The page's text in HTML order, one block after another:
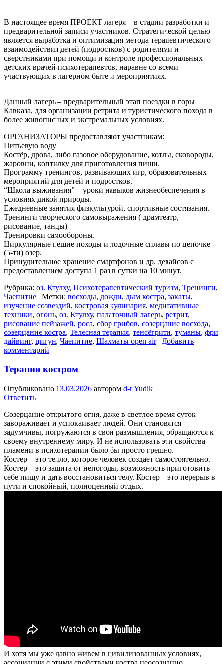
В настоящее время ПРОЕКТ лагеря – в стадии разработки и
предварительной записи участников. Стратегической целью
является выработка и оптимизация метода терапевтического
взаимодействия детей (подростков) с родителями и
сверстниками при помощи и контроле профессиональных
детских врачей-психотерапевтов, наравне со всеми
участвующих в лагерном быте и мероприятиях.
Данный лагерь – предварительный этап поездки в горы
Кавказа, для организации ретрита и туристического похода в
более живописных и экстремальных условиях.
ОРГАНИЗАТОРЫ предоставляют участникам:
Питьевую воду.
Костёр, дрова, либо газовое оборудование, котлы, сковороды,
жаровни, коптилку для приготовления пищи.
Программу тренингов, развивающих игр, образовательных
мероприятий для детей и подростков.
“Школа выживания” – уроки навыков жизнеобеспечения в
условиях дикой природы.
Ежедневные занятия физкультурой, спортивные состязания.
Тренинги творческого самовыражения ( драмтеатр,
рисование, танцы)
Тренировки самообороны.
Циркулярные пешие походы и лодочные сплавы по цепочке
(5-ти) озер.
Принудительное хранение смартфонов и др. девайсов с
предоставлением доступа 1 раз в сутки на 10 минут.
Рубрика: оз. Ктулху, Психотерапевтический туризм, Тренинги,
Чаепитие | Метки: восходы, дожди, дым костра, закаты,
изучение созвездий, костровая кулинария, медитативные
техники, огонь, оз. Ктулху, палаточный лагерь, ретрит,
рисование пейзажей, роса, сбор грибов, созерцание восхода,
созерцание костра, Телесная терапия, тенсёгрити, туманы, фри
дайвинг, цигун, Чаепитие, Шахматы open air | Добавить
комментарий
Терапия костром
Опубликовано 13.03.2026 автором d-r Yudik
Ответить
Созерцание открытого огня, даже в светлое время суток
завораживает и успокаивает людей. Они становятся
задумчивы, погружаются в свои размышления, обращаются к
своему внутреннему миру. И не использовать эти свойства
пламени в психотерапии было бы просто грешно.
Костер – это тепло, которое человек создает самостоятельно.
Костер – это защита от непогоды, возможность приготовить
себе пищу и дать восстановиться телу. Костер – это перерыв в
пути и спокойный, полноценный отдых.
И хотя мы уже давно живем в цивилизованных условиях,
ассоциации с этими свойствами костра неосознанно